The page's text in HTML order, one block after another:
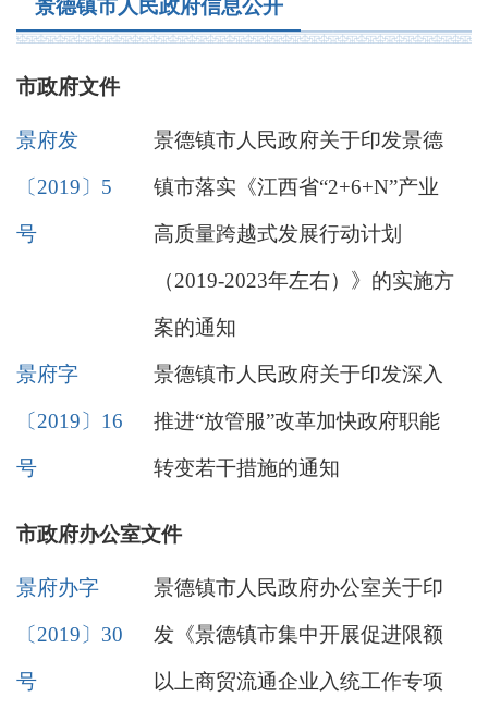
景德镇市人民政府信息公开
市政府文件
景府发
〔2019〕5
号
景德镇市人民政府关于印发景德
镇市落实《江西省“2+6+N”产业
高质量跨越式发展行动计划
（2019-2023年左右）》的实施方
案的通知
景府字
〔2019〕16
号
景德镇市人民政府关于印发深入
推进“放管服”改革加快政府职能
转变若干措施的通知
市政府办公室文件
景府办字
〔2019〕30
号
景德镇市人民政府办公室关于印
发《景德镇市集中开展促进限额
以上商贸流通企业入统工作专项